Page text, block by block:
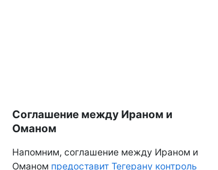
Соглашение между Ираном и
Оманом
Напомним, соглашение между Ираном и
Оманом предоставит Тегерану контроль